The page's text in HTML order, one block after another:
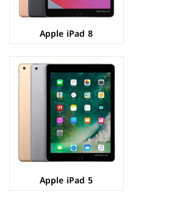
Apple iPad 8
Apple iPad 5
عرض المواصفات ←